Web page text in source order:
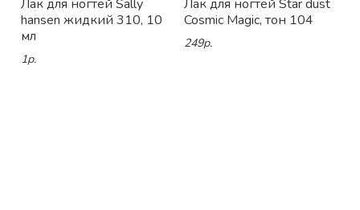
Лак для ногтей Sally
hansen жидкий 310, 10
мл
1р.
Лак для ногтей Star dust
Cosmic Magic, тон 104
249р.